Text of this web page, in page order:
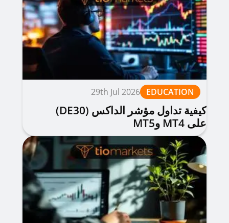
EDUCATION
29th Jul 2026
كيفية تداول مؤشر الداكس (DE30)
على MT4 وMT5